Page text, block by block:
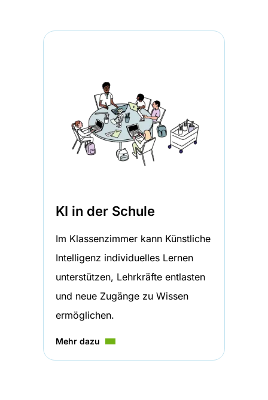
KI in der Schule
Im Klassenzimmer kann Künstliche
Intelligenz individuelles Lernen
unterstützen, Lehrkräfte entlasten
und neue Zugänge zu Wissen
ermöglichen.
Mehr dazu